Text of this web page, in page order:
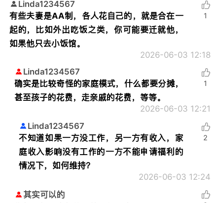
Linda1234567
有些夫妻是AA制，各人花自己的，就是合在一
起的，比如外出吃饭之类，你可能要迁就他，
如果他只去小饭馆。
2026-06-03 12:18
1
Linda1234567
确实是比较奇怪的家庭模式，什么都要分摊，
甚至孩子的花费，走亲戚的花费，等等。
2026-06-03 12:21
1
Linda1234567
不知道如果一方没工作，另一方有收入，家
庭收入影响没有工作的一方不能申请福利的
情况下，如何维持？
2026-06-03 12:24
2
其实可以的